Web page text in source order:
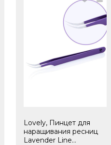
Lovely, Пинцет для
наращивания ресниц
Lavender Line